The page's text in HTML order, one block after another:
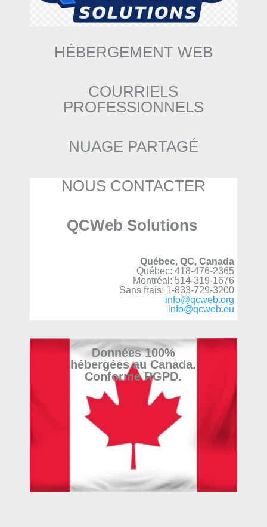
HÉBERGEMENT WEB
COURRIELS
PROFESSIONNELS
NUAGE PARTAGÉ
NOUS CONTACTER
QCWeb Solutions
Québec, QC, Canada
Québec: 418-476-2365
Montréal: 514-319-1676
Sans frais: 1-833-729-3200
info@qcweb.org
info@qcweb.eu
Données 100%
hébergées au Canada.
Conforme RGPD.